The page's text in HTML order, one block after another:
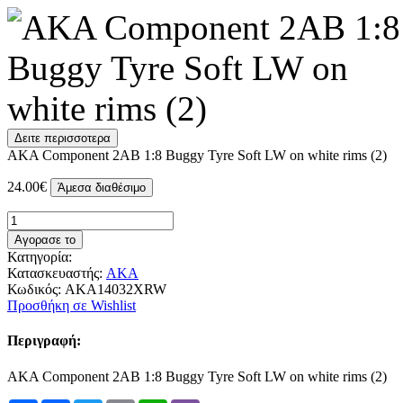
Δειτε περισσοτερα
AKA Component 2AB 1:8 Buggy Tyre Soft LW on white rims (2)
24.00€ Άμεσα διαθέσιμο
Αγορασε το
Κατηγορία:
Κατασκευαστής: AKA
Κωδικός: AKA14032XRW
Προσθήκη σε Wishlist
Περιγραφή:
AKA Component 2AB 1:8 Buggy Tyre Soft LW on white rims (2)